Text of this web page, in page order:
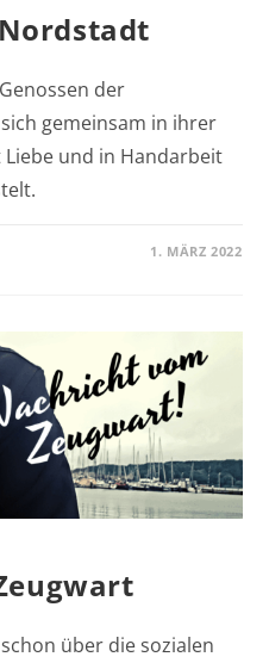
der
gemeinsam in ihrer
und in Handarbeit
1. MÄRZ 2022
über die sozialen